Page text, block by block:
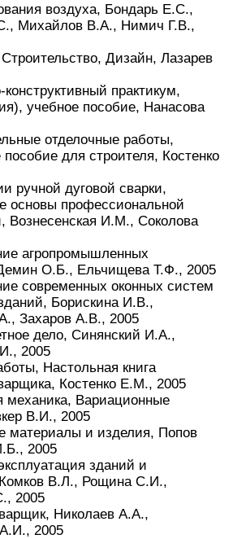
воздуха, Бондарь Е.С.,
Михайлов В.А., Нимич Г.В.,
Дизайн, Лазарев
конструктивный практикум,
учебное пособие, Нанасова
отделочные работы,
пособие для строителя, Костенко
ручной дуговой сварки,
основы профессиональной
Вознесенская И.М., Соколова
агропромышленных
О.Б., Ельчищева Т.Ф., 2005
современных оконных систем
Борискина И.В.,
Захаров А.В., 2005
дело, Синянский И.А.,
2005
Настольная книга
Костенко Е.М., 2005
механика, Вариационные
В.И., 2005
материалы и изделия, Попов
2005
зданий и
В.Л., Рощина С.И.,
2005
Николаев А.А.,
2005